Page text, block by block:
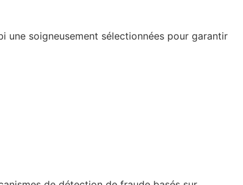
une soigneusement sélectionnées pour garantir